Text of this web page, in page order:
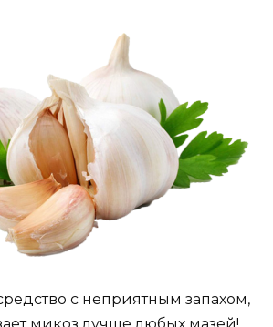
с неприятным запахом,